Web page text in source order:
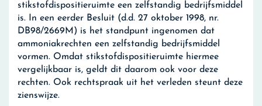
stikstofdispositieruimte een zelfstandig bedrijfsmiddel
is. In een eerder Besluit (d.d. 27 oktober 1998, nr.
DB98/2669M) is het standpunt ingenomen dat
ammoniakrechten een zelfstandig bedrijfsmiddel
vormen. Omdat stikstofdispositieruimte hiermee
vergelijkbaar is, geldt dit daarom ook voor deze
rechten. Ook rechtspraak uit het verleden steunt deze
zienswijze.